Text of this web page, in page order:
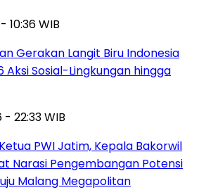
10:36 WIB
Gerakan Langit Biru Indonesia
Aksi Sosial-Lingkungan hingga
- 22:33 WIB
PWI Jatim, Kepala Bakorwil
Narasi Pengembangan Potensi
Malang Megapolitan